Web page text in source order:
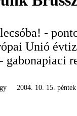
-
Unió
gabonapiaci
2004. 10. 15. péntek